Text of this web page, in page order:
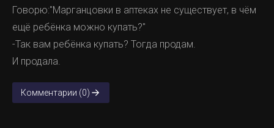
Говорю:"Марганцовки в аптеках не существует, в чём
ещё ребёнка можно купать?"
-Так вам ребёнка купать? Тогда продам.
И продала.
Комментарии (0)